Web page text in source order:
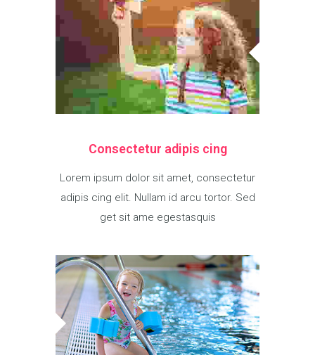
Consectetur adipis cing
Lorem ipsum dolor sit amet, consectetur
adipis cing elit. Nullam id arcu tortor. Sed
get sit ame egestasquis